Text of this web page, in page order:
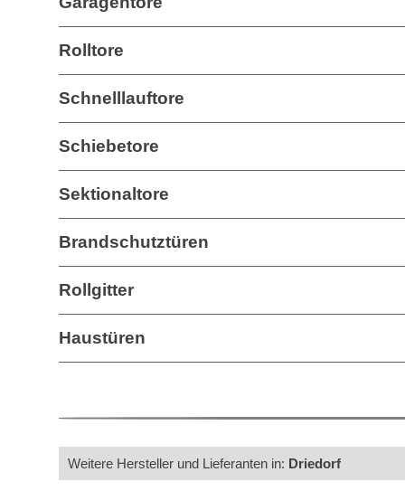
Rolltore
Schnelllauftore
Schiebetore
Sektionaltore
Brandschutztüren
Rollgitter
Haustüren
Weitere Hersteller und Lieferanten in: Driedorf